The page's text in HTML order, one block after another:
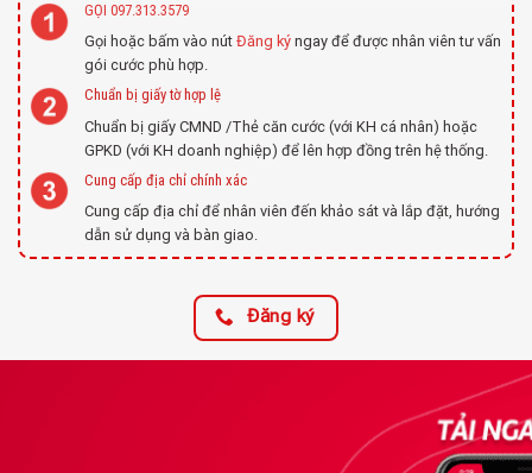
GỌI 097.313.3579
Gọi hoặc bấm vào nút Đăng kýngay để được nhân viên tư vấn
gói cước phù hợp.
Chuẩn bị giấy tờ hợp lệ
Chuẩn bị giấy CMND /Thẻ căn cước (với KH cá nhân) hoặc
GPKD (với KH doanh nghiệp) để lên hợp đồng trên hệ thống.
Cung cấp địa chỉ chính xác
Cung cấp địa chỉ để nhân viên đến khảo sát và lắp đặt, hướng
dẫn sử dụng và bàn giao.
Đăng ký